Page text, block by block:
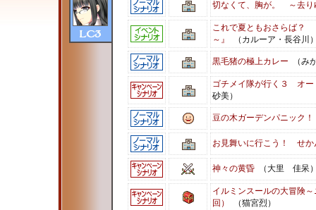
切なくて、胸が。 ～去り
これで夏ともおさらば？
～』
（カルーア・長谷川
黒毛猪の極上カレー （み
ゴチメイ隊が行く３ オー
砂美）
豆の木ガーデンパニック！
お見舞いに行こう！ せか
神々の黄昏 （大里 佳呆
イルミンスールの大冒険
回）
（猫宮烈）